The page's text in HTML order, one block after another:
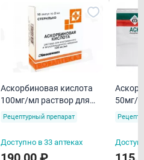
Аскорбиновая кислота
100мг/мл раствор для
внутривенного и
N10
Рецептурный препарат
Доступно в 33 аптеках
50мг/